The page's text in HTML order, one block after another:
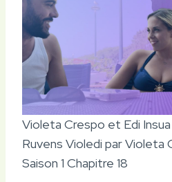
Violeta Crespo et Edi
Ruvens Violedi par Violeta
Saison 1 Chapitre 18